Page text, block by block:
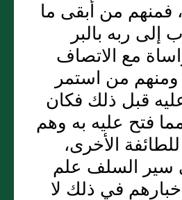
فمنهم من أبقى ما
إلى ربه بالبر
مع الاتصاف
من استمر
قبل ذلك فكان
فتح عليه به وهم
الأخرى،
سير السلف علم
في ذلك لا